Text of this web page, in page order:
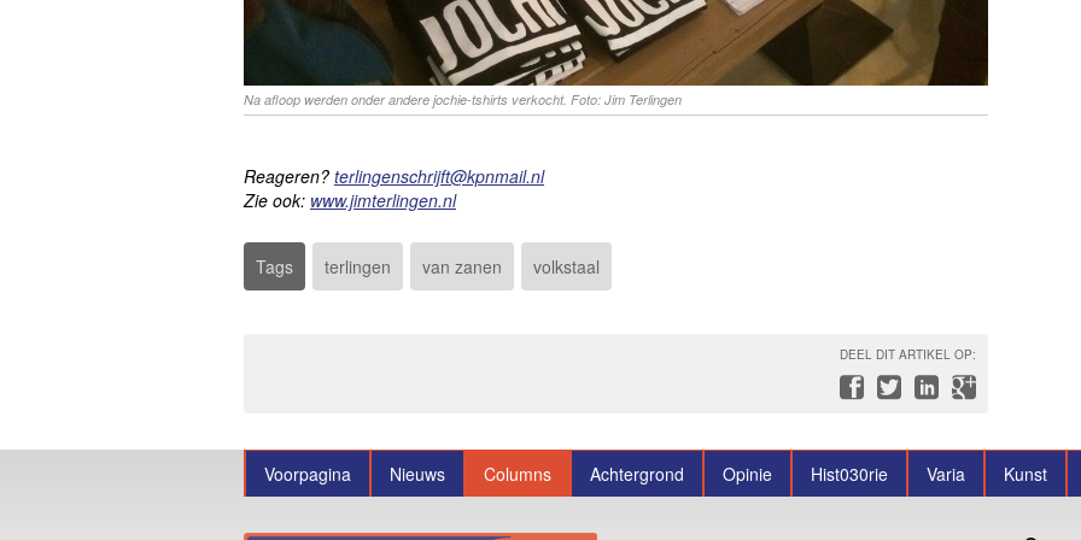
Na afloop werden onder andere jochie-tshirts verkocht. Foto: Jim Terlingen
Reageren? terlingenschrijft@kpnmail.nl
Zie ook: www.jimterlingen.nl
Tags terlingen van zanen volkstaal
DEEL DIT ARTIKEL OP:
Voorpagina Nieuws Columns Achtergrond Opinie Hist030rie Varia Kunst